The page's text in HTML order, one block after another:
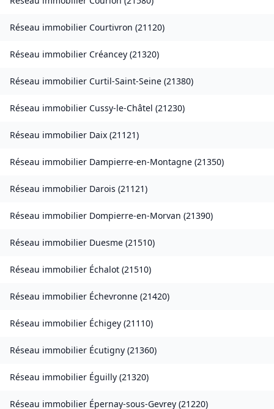
Réseau immobilier Courtivron (21120)
Réseau immobilier Créancey (21320)
Réseau immobilier Curtil-Saint-Seine (21380)
Réseau immobilier Cussy-le-Châtel (21230)
Réseau immobilier Daix (21121)
Réseau immobilier Dampierre-en-Montagne (21350)
Réseau immobilier Darois (21121)
Réseau immobilier Dompierre-en-Morvan (21390)
Réseau immobilier Duesme (21510)
Réseau immobilier Échalot (21510)
Réseau immobilier Échevronne (21420)
Réseau immobilier Échigey (21110)
Réseau immobilier Écutigny (21360)
Réseau immobilier Éguilly (21320)
Réseau immobilier Épernay-sous-Gevrey (21220)